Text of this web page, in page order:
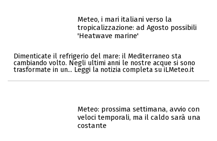
Meteo, i mari italiani verso la
tropicalizzazione: ad Agosto possibili
'Heatwave marine'
Dimenticate il refrigerio del mare: il Mediterraneo sta
cambiando volto. Negli ultimi anni le nostre acque si sono
trasformate in un... Leggi la notizia completa su iLMeteo.it
Meteo: prossima settimana, avvio con
veloci temporali, ma il caldo sarà una
costante